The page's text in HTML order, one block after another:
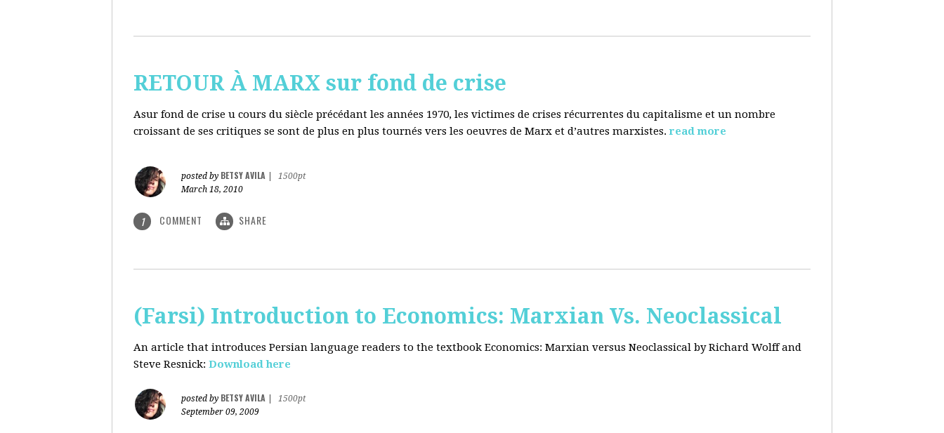
RETOUR À MARX sur fond de crise
Asur fond de crise u cours du siècle précédant les années 1970, les victimes de crises récurrentes du capitalisme et un nombre
croissant de ses critiques se sont de plus en plus tournés vers les oeuvres de Marx et d’autres marxistes. read more
posted by BETSY AVILA
1500pt
March 18, 2010
1 COMMENT SHARE
(Farsi) Introduction to Economics: Marxian Vs. Neoclassical
An article that introduces Persian language readers to the textbook Economics: Marxian versus Neoclassical by Richard Wolff and
Steve Resnick: Download here
posted by BETSY AVILA
1500pt
September 09, 2009